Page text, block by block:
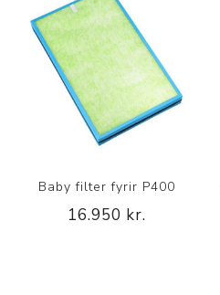
Baby filter fyrir P400
16.950 kr.